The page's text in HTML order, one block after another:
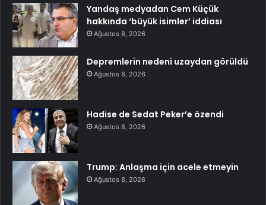
Yandaş medyadan Cem Küçük
hakkında ‘büyük isimler’ iddiası
Ağustos 8, 2026
Depremlerin nedeni uzaydan görüldü
Ağustos 8, 2026
Hadise de Sedat Peker’e özendi
Ağustos 8, 2026
Trump: Anlaşma için acele etmeyin
Ağustos 8, 2026